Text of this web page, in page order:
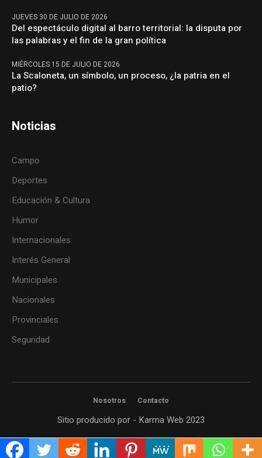
JUEVES 30 DE JULIO DE 2026
Del espectáculo digital al barro territorial: la disputa por
las palabras y el fin de la gran política
MIÉRCOLES 15 DE JULIO DE 2026
La Scaloneta, un símbolo, un proceso, ¿la patria en el
patio?
Noticias
Campo
Deportes
Educación & Cultura
Humor
Internacionales
Interés General
Municipales
Nacionales
Provinciales
Seguridad
Nosotros Contacto
Sitio producido por - Karma Web 2023